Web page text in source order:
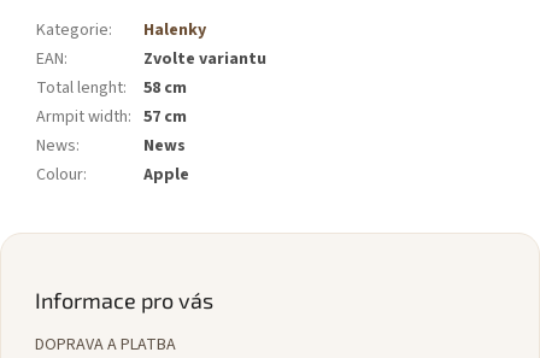
Kategorie:
Halenky
EAN:
Zvolte variantu
Total lenght:
58 cm
Armpit width: 57 cm
News:
News
Colour: Apple
Z
Informace pro vás
DOPRAVA A PLATBA